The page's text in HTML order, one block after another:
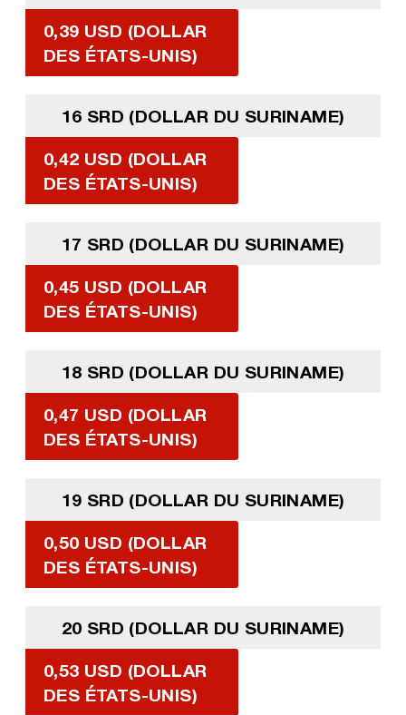
0,39 USD (DOLLAR
DES ÉTATS-UNIS)
16 SRD (DOLLAR DU SURINAME)
0,42 USD (DOLLAR
DES ÉTATS-UNIS)
17 SRD (DOLLAR DU SURINAME)
0,45 USD (DOLLAR
DES ÉTATS-UNIS)
18 SRD (DOLLAR DU SURINAME)
0,47 USD (DOLLAR
DES ÉTATS-UNIS)
19 SRD (DOLLAR DU SURINAME)
0,50 USD (DOLLAR
DES ÉTATS-UNIS)
20 SRD (DOLLAR DU SURINAME)
0,53 USD (DOLLAR
DES ÉTATS-UNIS)